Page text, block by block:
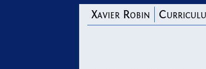
Xavier Robin